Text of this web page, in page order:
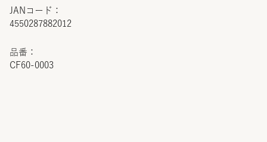
JANコード：
4550287882012
品番：
CF60-0003